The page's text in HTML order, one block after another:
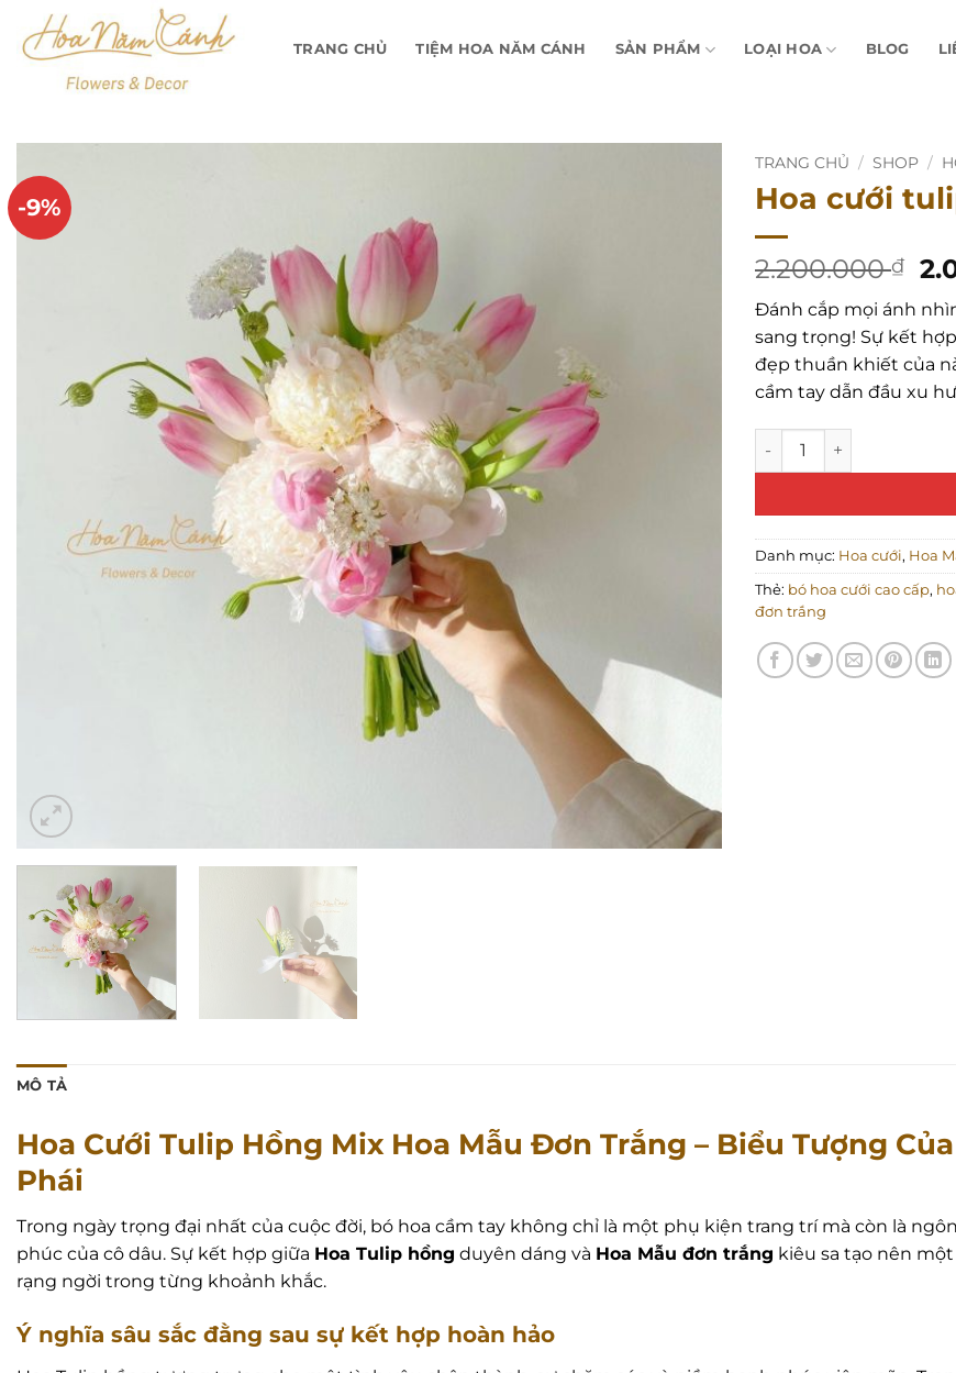
qua
TRANG CHỦ TIỆM HOA NĂM CÁNH SẢN PHẨM LOẠI HOA BLOG
-9%
TRANG CHỦ / SHOP /
Hoa cưới
2.200.000₫
là:
Đánh cắp mọi ánh
sang trọng! Sự kết
đẹp thuần khiết của
cầm tay dẫn đầu xu
Hoa cưới tulip hồng mix
Danh mục: Hoa cưới, Hoa
Thẻ: bó hoa cưới cao cấp,
đơn trắng
MÔ TẢ
Hoa Cưới Tulip Hồng Mix Hoa Mẫu Đơn Trắng – Biểu Tượng
Phái
Trong ngày trọng đại nhất của cuộc đời, bó hoa cầm tay không chỉ là một phụ kiện trang trí mà còn là
phúc của cô dâu. Sự kết hợp giữa Hoa Tulip hồng duyên dáng và Hoa Mẫu đơn trắng kiêu sa tạo nên
rạng ngời trong từng khoảnh khắc.
Ý nghĩa sâu sắc đằng sau sự kết hợp hoàn hảo